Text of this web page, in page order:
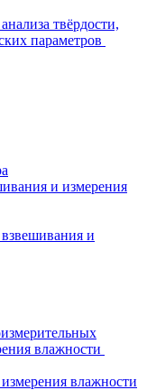
твёрдости,
параметров
и измерения
и
влажности
влажности